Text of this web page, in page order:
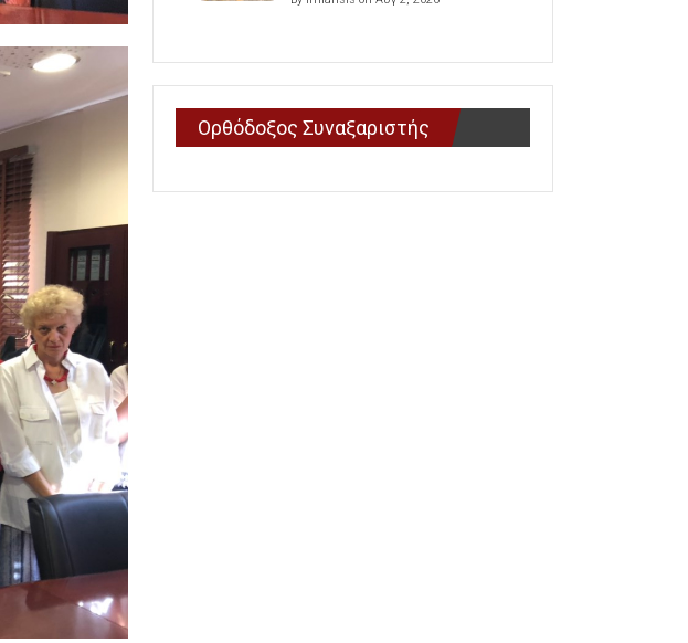
Ορθόδοξος Συναξαριστής